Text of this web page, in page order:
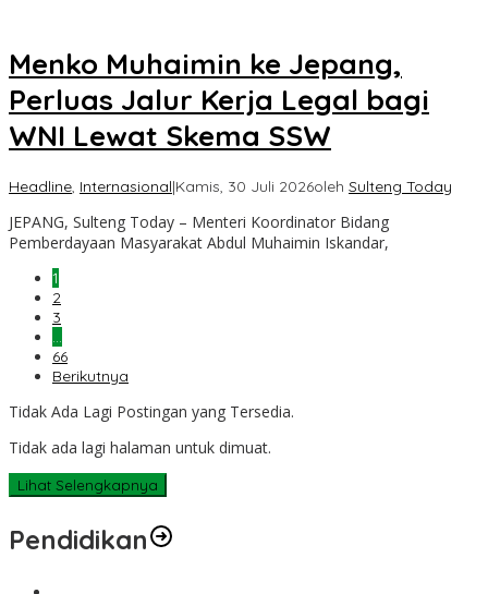
Menko Muhaimin ke Jepang,
Perluas Jalur Kerja Legal bagi
WNI Lewat Skema SSW
Headline, Internasional|Kamis, 30 Juli 2026oleh Sulteng Today
JEPANG, Sulteng Today – Menteri Koordinator Bidang
Pemberdayaan Masyarakat Abdul Muhaimin Iskandar,
1
2
3
…
66
Berikutnya
Tidak Ada Lagi Postingan yang Tersedia.
Tidak ada lagi halaman untuk dimuat.
Lihat Selengkapnya
Pendidikan